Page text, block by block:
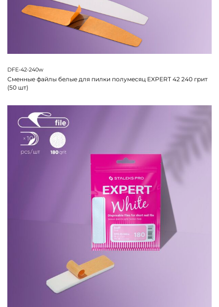
DFE-42-240w
Сменные файлы белые для пилки полумесяц EXPERT 42 240 грит
(50 шт)